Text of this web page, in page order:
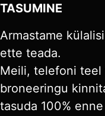
TASUMINE
Armastame
ette teada.
Meili, telefoni
broneeringu
tasuda 100%